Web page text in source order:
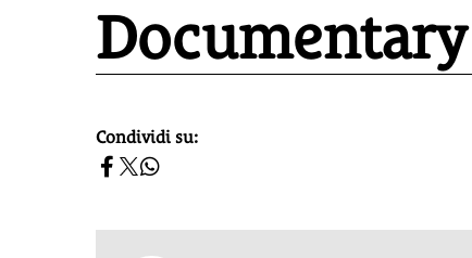
homepage h2
Condividi su: